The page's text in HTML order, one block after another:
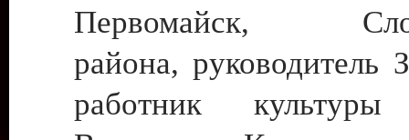
Первомайск,
района, руководитель
работник культуры